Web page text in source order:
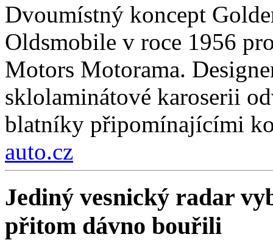
Dvoumístný koncept
Oldsmobile v roce 1956
Motors Motorama.
sklolaminátové karoserii
blatníky připomínajícími
auto.cz
Jediný vesnický radar
přitom dávno bouřili